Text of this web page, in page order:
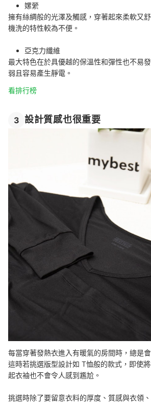
嫘縈
擁有絲綢般的光澤及觸感，穿著起來柔軟又
機洗的特性較為不便。
亞克力纖維
最大特色在於具優越的保溫性和彈性也不易
弱且容易產生靜電。
看排行榜
3 設計質感也很重要
每當穿著發熱衣進入有暖氣的房間時，總是
這時若挑選版型設計如 T恤般的款式，即使
起衣袖也不會令人感到尷尬。
挑選時除了要留意衣料的厚度、質感與衣領